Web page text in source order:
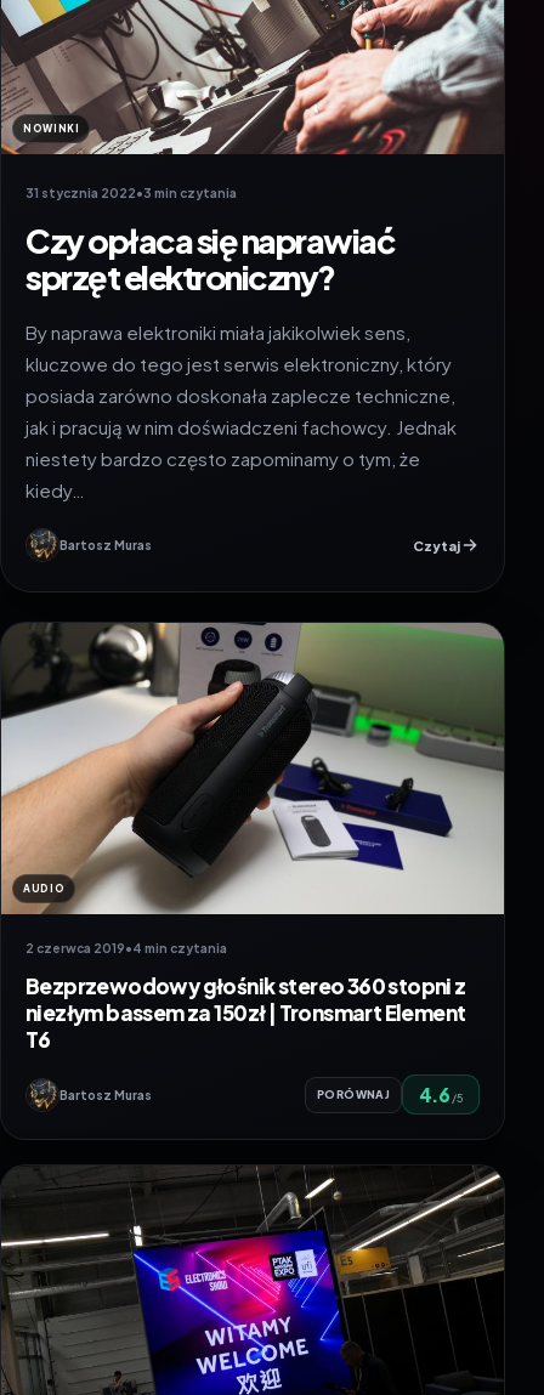
NOWINKI
31 stycznia 2022•3 min czytania
Czy opłaca się naprawiać
sprzęt elektroniczny?
By naprawa elektroniki miała jakikolwiek sens,
kluczowe do tego jest serwis elektroniczny, który
posiada zarówno doskonała zaplecze techniczne,
jak i pracują w nim doświadczeni fachowcy. Jednak
niestety bardzo często zapominamy o tym, że
kiedy…
Bartosz Muras Czytaj
AUDIO
2 czerwca 2019•4 min czytania
Bezprzewodowy głośnik stereo 360 stopni z
niezłym bassem za 150zł | Tronsmart Element
T6
Bartosz Muras PORÓWNAJ 4.6 /5